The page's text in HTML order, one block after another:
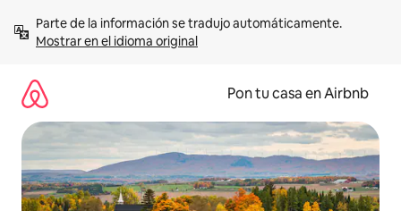
contenidoMostrar en el idioma original
Pon tu casa en Airbnb